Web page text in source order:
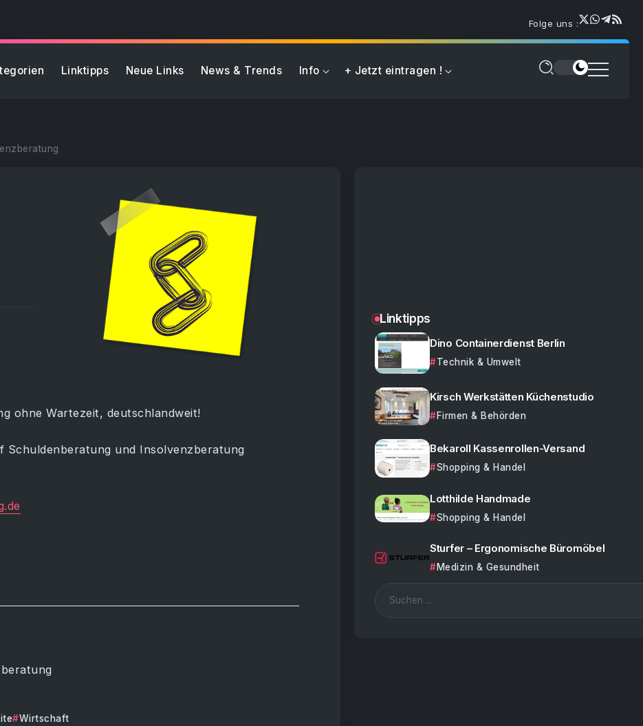
Folge uns :
Linktipps Neue Links News & Trends Info + Jetzt eintragen !
ohne Wartezeit, deutschlandweit!
Schuldenberatung und Insolvenzberatung
Wirtschaft
Linktipps
Dino Containerdienst Berlin
Technik & Umwelt
Kirsch Werkstätten Küchenstudio
Firmen & Behörden
Bekaroll Kassenrollen-Versand
Shopping & Handel
Lotthilde Handmade
Shopping & Handel
Sturfer – Ergonomische Büromöbel
Medizin & Gesundheit